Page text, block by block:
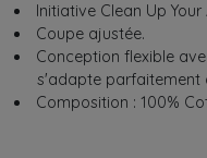
Initiative Clean Up
Coupe ajustée.
Conception flexible
s'adapte parfaitement
Composition : 100%